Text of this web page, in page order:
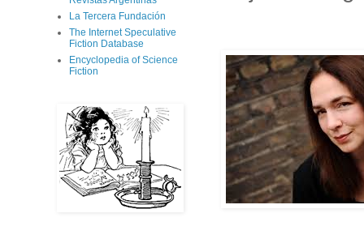
La Tercera Fundación
The Internet Speculative
Fiction Database
Encyclopedia of Science
Fiction